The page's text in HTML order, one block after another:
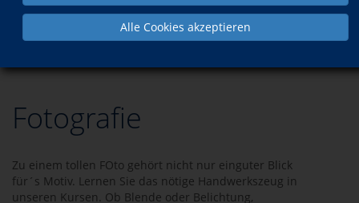
Alle Cookies akzeptieren
Kultur & Gestalten
Fotografie
Zu einem tollen FOto gehört nicht nur einguter Blick
für´s Motiv. Lernen Sie das nötige Handwerkszeug in
unseren Kursen. Ob Blende oder Belichtung,